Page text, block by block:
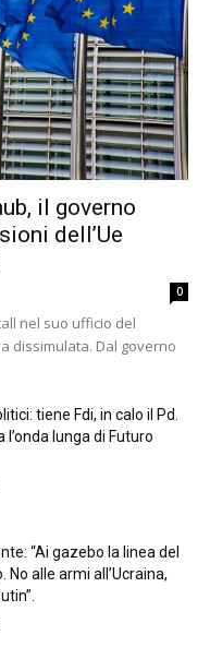
il governo
dell’Ue
0
nel suo ufficio del
dissimulata. Dal governo
tiene Fdi, in calo il Pd.
l’onda lunga di Futuro
“Ai gazebo la linea del
No alle armi all’Ucraina,